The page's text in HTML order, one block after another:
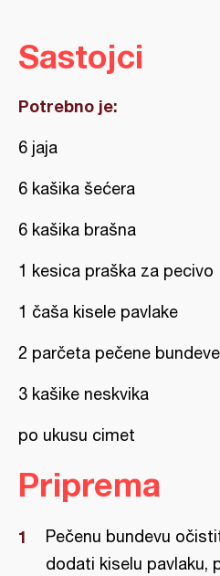
Sastojci
Potrebno je:
6 jaja
6 kašika šećera
6 kašika brašna
1 kesica praška za pecivo
1 čaša kisele pavlake
2 parčeta pečene bundeve
3 kašike neskvika
po ukusu cimet
Priprema
Pečenu bundevu
dodati kiselu pavlaku,